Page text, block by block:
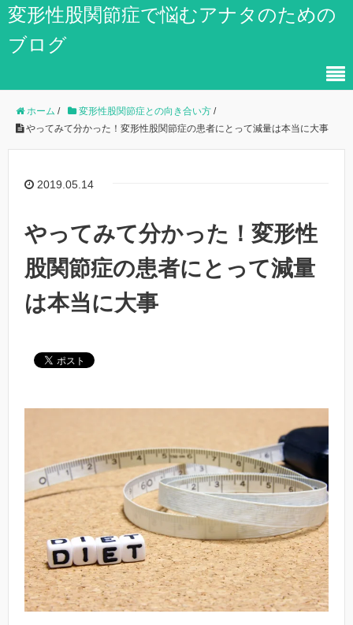
変形性股関節症で悩むアナタのための
ブログ
ホーム / 変形性股関節症との向き合い方 /
やってみて分かった！変形性股関節症の患者にとって減量は本当に大事
2019.05.14
やってみて分かった！変形性
股関節症の患者にとって減量
は本当に大事